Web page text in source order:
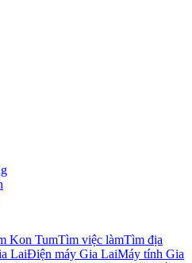
Kon TumTìm việc làmTìm địa
LaiĐiện máy Gia LaiMáy tính Gia